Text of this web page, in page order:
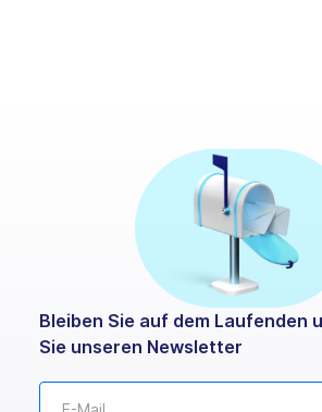
Bleiben Sie auf dem Laufenden
Sie unseren Newsletter